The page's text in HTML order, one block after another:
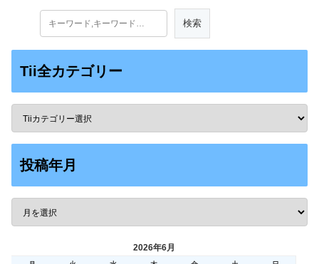
Tii全カテゴリー
投稿年月
2026年6月